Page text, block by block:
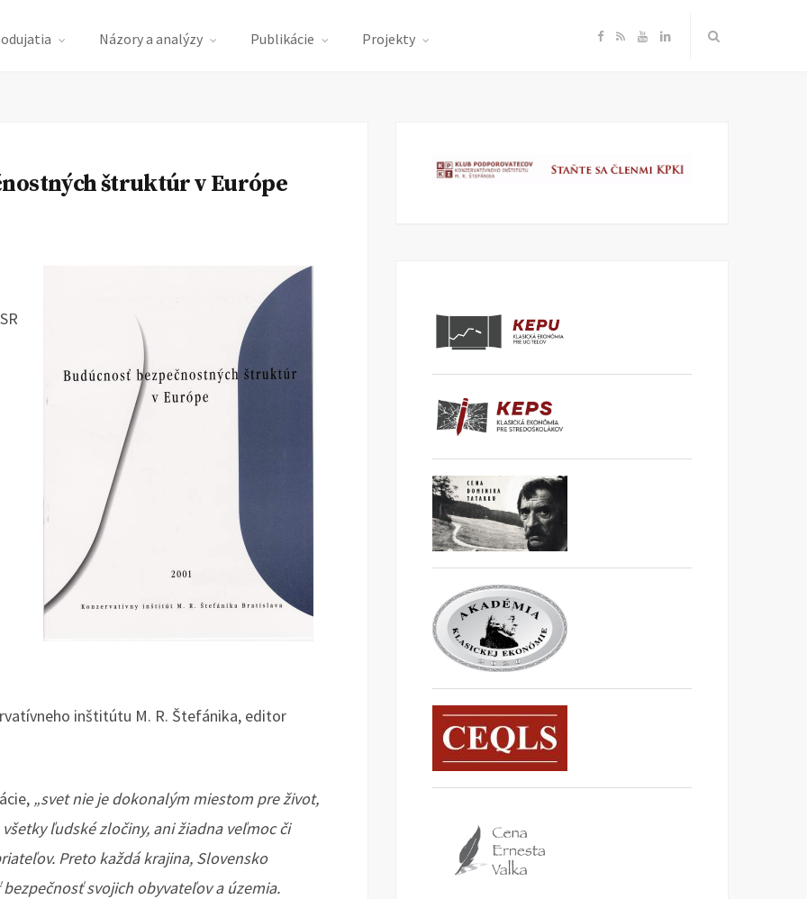
Názory a analýzy Publikácie Projekty F
e
R Y
T
L
k
štruktúr v Európe
inštitútu M. R. Štefánika, editor
„svet nie je dokonalým miestom pre život,
ľudské zločiny, ani žiadna veľmoc či
Preto každá krajina, Slovensko
svojich obyvateľov a územia.